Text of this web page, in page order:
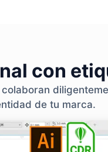
con
de tu marca.